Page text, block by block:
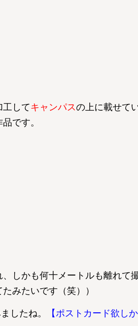
工してキャンパスの上に載せて
です。
しかも何十メートルも離れて
みたいです（笑））
したね。
【ポストカード欲し